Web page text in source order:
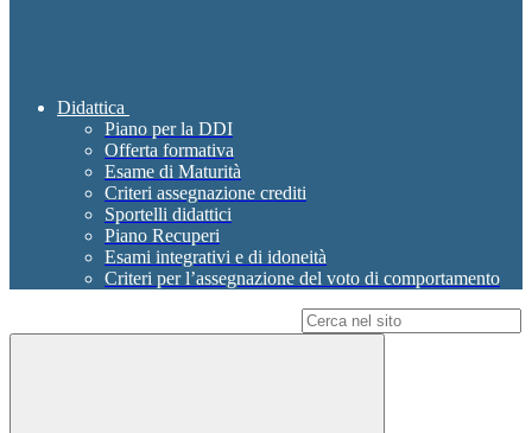
Didattica
Piano per la DDI
Offerta formativa
Esame di Maturità
Criteri assegnazione crediti
Sportelli didattici
Piano Recuperi
Esami integrativi e di idoneità
Criteri per l’assegnazione del voto di comportamento